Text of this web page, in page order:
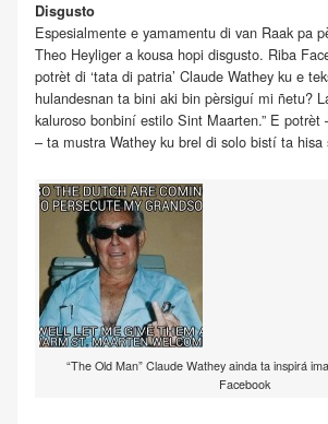
Disgusto
Espesialmente e yamamentu di van Raak pa
Theo Heyliger a kousa hopi disgusto. Riba
potrèt di ‘tata di patria’ Claude Wathey ku e
hulandesnan ta bini aki bin pèrsiguí mi ñetu?
kaluroso bonbiní estilo Sint Maarten.” E potrèt
– ta mustra Wathey ku brel di solo bistí ta
“The Old Man” Claude Wathey ainda ta inspirá
Facebook